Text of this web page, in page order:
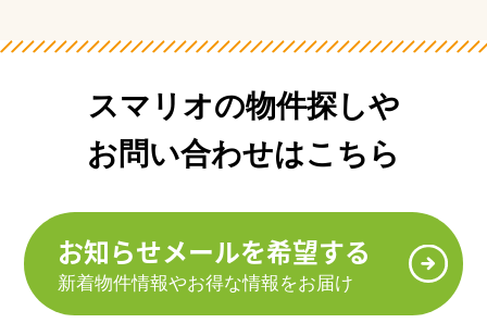
スマリオの物件探しや
お問い合わせはこちら
お知らせメールを希望する
新着物件情報やお得な情報をお届け